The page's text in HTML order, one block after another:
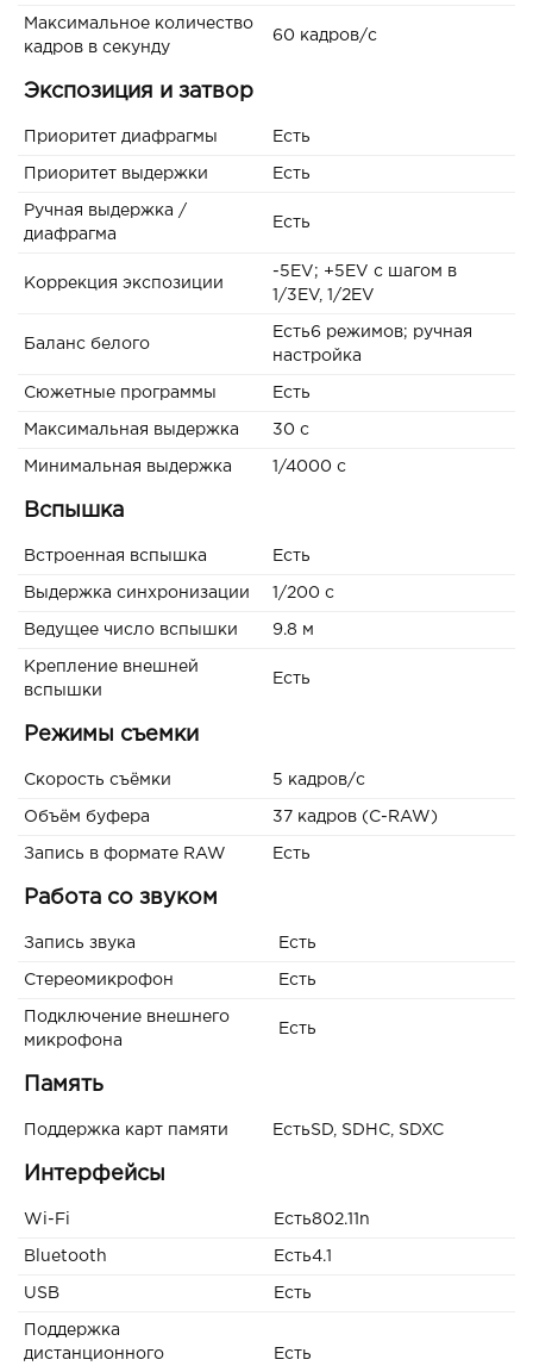
Максимальное количество
кадров в секунду
60 кадров/с
Экспозиция и затвор
Приоритет диафрагмы Есть
Приоритет выдержки Есть
Ручная выдержка /
диафрагма
Есть
Коррекция экспозиции
-5EV; +5EV с шагом в
1/3EV, 1/2EV
Баланс белого
Есть6 режимов; ручная
настройка
Сюжетные программы Есть
Максимальная выдержка 30 c
Минимальная выдержка 1/4000 c
Вспышка
Встроенная вспышка Есть
Выдержка синхронизации 1/200 с
Ведущее число вспышки 9.8 м
Крепление внешней
вспышки
Есть
Режимы съемки
Скорость съёмки 5 кадров/с
Объём буфера 37 кадров (C-RAW)
Запись в формате RAW Есть
Работа со звуком
Запись звука Есть
Стереомикрофон Есть
Подключение внешнего
микрофона
Есть
Память
Поддержка карт памяти ЕстьSD, SDHC, SDXC
Интерфейсы
Wi-Fi Есть802.11n
Bluetooth Есть4.1
USB Есть
Поддержка
дистанционного
Есть